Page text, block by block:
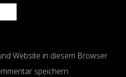
Website in diesem Browser
speichern.